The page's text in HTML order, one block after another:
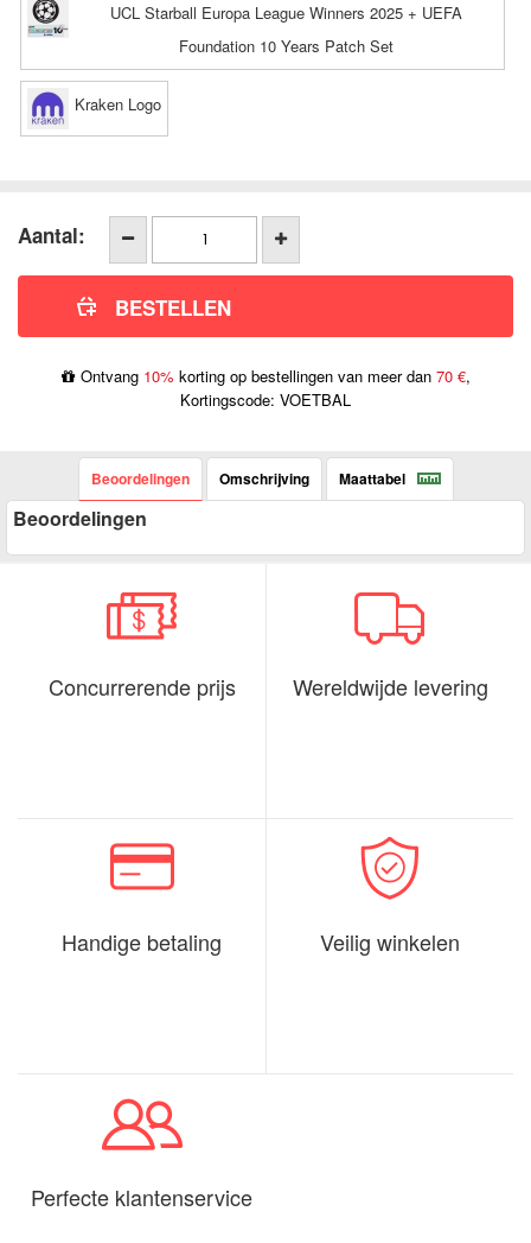
UCL Starball Europa League Winners 2025 + UEFA
Foundation 10 Years Patch Set
Kraken Logo
Aantal:
Ontvang 10% korting op bestellingen van meer dan 70 €,
Kortingscode: VOETBAL
Beoordelingen Omschrijving Maattabel
Beoordelingen
Concurrerende prijs Wereldwijde levering
Handige betaling Veilig winkelen
Perfecte klantenservice